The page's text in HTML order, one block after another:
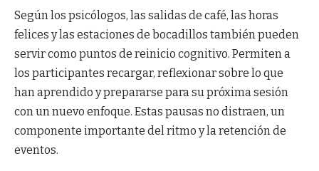
Según los psicólogos, las salidas de café, las horas
felices y las estaciones de bocadillos también pueden
servir como puntos de reinicio cognitivo. Permiten a
los participantes recargar, reflexionar sobre lo que
han aprendido y prepararse para su próxima sesión
con un nuevo enfoque. Estas pausas no distraen, un
componente importante del ritmo y la retención de
eventos.